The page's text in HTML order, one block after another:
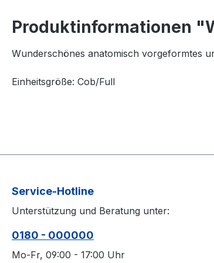
Produktinformationen
Wunderschönes anatomisch vorgeformtes
Einheitsgröße: Cob/Full
Service-Hotline
Unterstützung und Beratung unter:
0180 - 000000
Mo-Fr, 09:00 - 17:00 Uhr